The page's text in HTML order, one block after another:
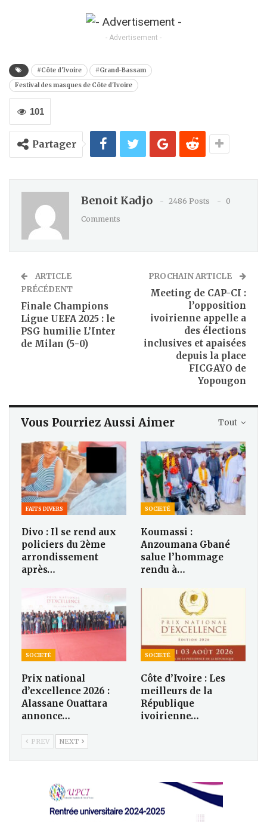
- Advertisement -
#Côte d'Ivoire
#Grand-Bassam
Festival des masques de Côte d'Ivoire
101
Partager
Benoit Kadjo 2486 Posts
0
Comments
ARTICLE
PRÉCÉDENT
Finale Champions
Ligue UEFA 2025 : le
PSG humilie L’Inter
de Milan (5-0)
PROCHAIN ARTICLE
Meeting de CAP-CI :
l’opposition
ivoirienne appelle a
des élections
inclusives et apaisées
depuis la place
FICGAYO de
Yopougon
Tout
Vous Pourriez Aussi Aimer
FAITS DIVERS
Divo : Il se rend aux
policiers du 2ème
arrondissement
après…
SOCIETÉ
Koumassi :
Anzoumana Gbané
salue l’hommage
rendu à…
SOCIETÉ
Prix national
d’excellence 2026 :
Alassane Ouattara
annonce…
SOCIETÉ
Côte d’Ivoire : Les
meilleurs de la
République
ivoirienne…
PREV NEXT